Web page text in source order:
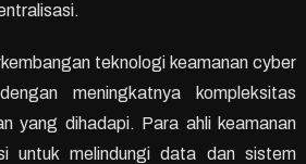
teknologi keamanan cyber
meningkatnya kompleksitas
yang dihadapi. Para ahli keamanan
untuk melindungi data dan sistem